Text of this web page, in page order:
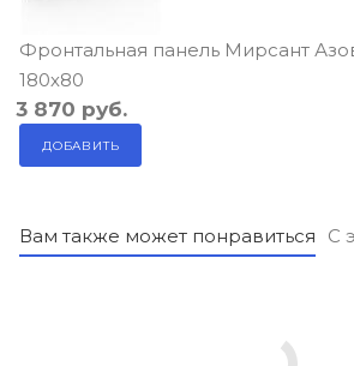
Фронтальная панель Мирсант
180х80
3 870 руб.
ДОБАВИТЬ
Вам также может понравиться С